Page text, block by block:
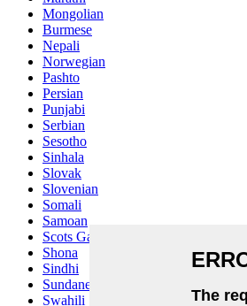
Mongolian
Burmese
Nepali
Norwegian
Pashto
Persian
Punjabi
Serbian
Sesotho
Sinhala
Slovak
Slovenian
Somali
Samoan
Scots Gaelic
Shona
Sindhi
Sundanese
Swahili